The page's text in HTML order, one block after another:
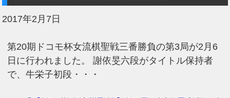
2017年2月7日
第20期ドコモ杯女流棋聖戦三番勝負の第3局が2月6
日に行われました。 謝依旻六段がタイトル保持者
で、牛栄子初段・・・